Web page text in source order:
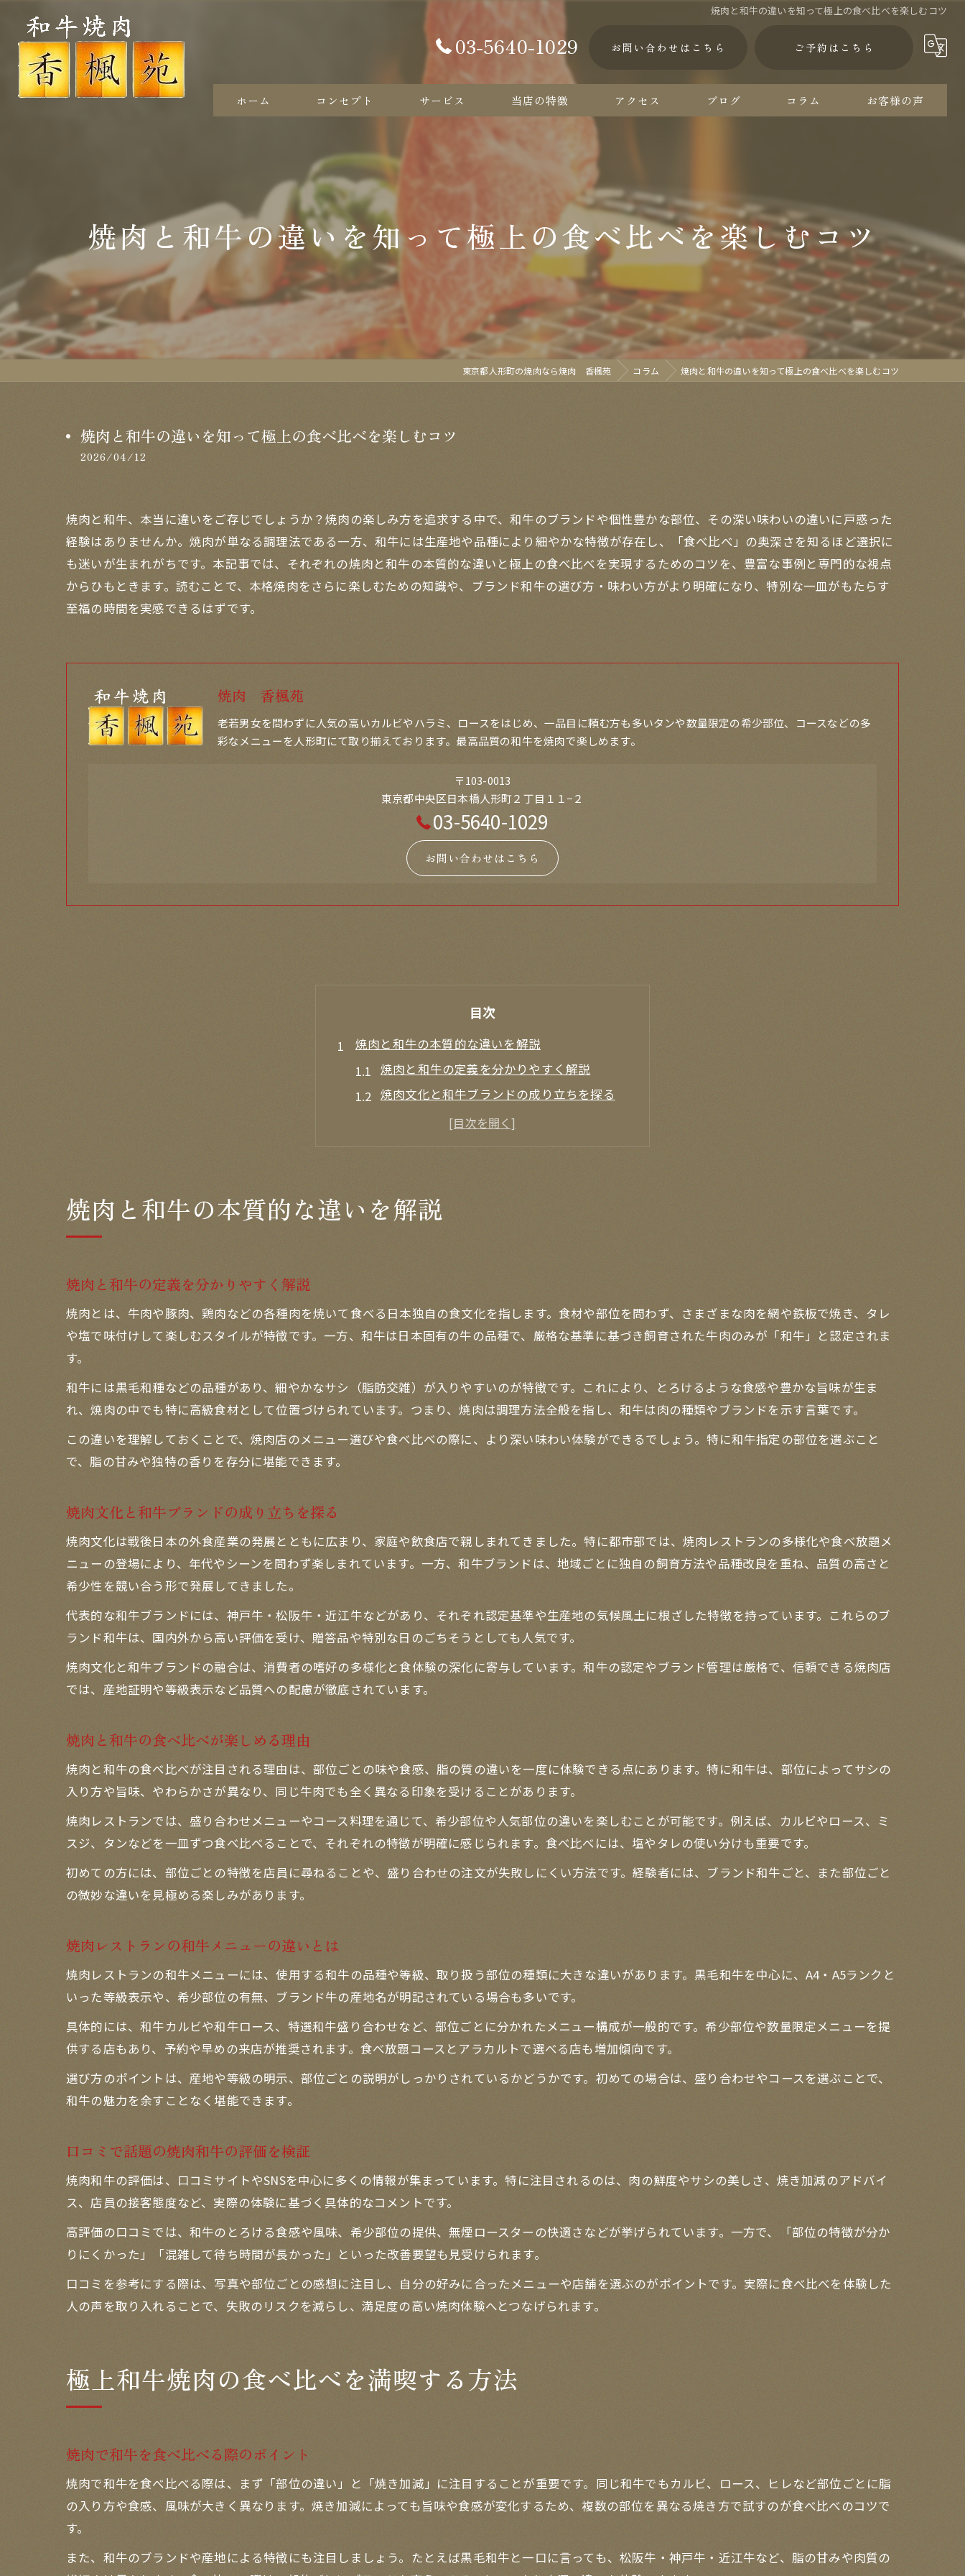
焼肉と和牛の違いを知って極上の食べ比べを楽しむコツ
03-5640-1029 お問い合わせはこちら ご予約はこちら
ホーム コンセプト サービス 当店の特徴
カルビ
タン
アクセス ブログ コラム お客様の声
焼肉と和牛の違いを知って極上の食べ比べを楽しむコツ
東京都人形町の焼肉なら焼肉 香楓苑 コラム 焼肉と和牛の違いを知って極上の食べ比べを楽しむコツ
焼肉と和牛の違いを知って極上の食べ比べを楽しむコツ
2026/04/12
焼肉と和牛、本当に違いをご存じでしょうか？焼肉の楽しみ方を追求する中で、和牛のブランドや個性豊かな部位、その深い味わいの違いに戸惑った
経験はありませんか。焼肉が単なる調理法である一方、和牛には生産地や品種により細やかな特徴が存在し、「食べ比べ」の奥深さを知るほど選択に
も迷いが生まれがちです。本記事では、それぞれの焼肉と和牛の本質的な違いと極上の食べ比べを実現するためのコツを、豊富な事例と専門的な視点
からひもときます。読むことで、本格焼肉をさらに楽しむための知識や、ブランド和牛の選び方・味わい方がより明確になり、特別な一皿がもたらす
至福の時間を実感できるはずです。
焼肉 香楓苑
老若男女を問わずに人気の高いカルビやハラミ、ロースをはじめ、一品目に頼む方も多いタンや数量限定の希少部位、コースなどの多
彩なメニューを人形町にて取り揃えております。最高品質の和牛を焼肉で楽しめます。
〒103-0013
東京都中央区日本橋人形町２丁目１１−２
03-5640-1029
お問い合わせはこちら
目次
焼肉と和牛の本質的な違いを解説
焼肉と和牛の定義を分かりやすく解説
焼肉文化と和牛ブランドの成り立ちを探る
焼肉と和牛の食べ比べが楽しめる理由
焼肉レストランの和牛メニューの違いとは
極上和牛焼肉の食べ比べを満喫する方法
焼肉で和牛を食べ比べる際のポイント
焼肉和牛食べ比べの楽しさと奥深さ
高級焼肉を楽しむための和牛選び方ガイド
焼肉用和牛の部位ごとの特徴と魅力
焼肉和牛レビューを参考にした選び方
焼肉店で人気の和牛を賢く見極める方法
焼肉和牛メニュー別の風味比較ポイント
焼肉で楽しむ和牛の脂と赤身の絶妙バランス
焼肉店ごとの和牛味わい方を徹底解説
食べ比べなら和牛焼肉の魅力が際立つ理由
焼肉で和牛食べ比べが人気の理由とは
焼肉和牛コースで得られる特別な体験
焼肉を通じて広がる和牛の楽しみ方
焼肉で体験する和牛の味覚と至福の時間
焼肉で感じる和牛の贅沢な味覚体験
焼肉和牛の美味しさと幸福感の秘密
焼肉で味わう和牛の余韻を楽しむ方法
焼肉と和牛の本質的な違いを解説
焼肉と和牛の定義を分かりやすく解説
焼肉とは、牛肉や豚肉、鶏肉などの各種肉を焼いて食べる日本独自の食文化を指します。食材や部位を問わず、さまざまな肉を網や鉄板で焼き、タレ
や塩で味付けして楽しむスタイルが特徴です。一方、和牛は日本固有の牛の品種で、厳格な基準に基づき飼育された牛肉のみが「和牛」と認定されま
す。
和牛には黒毛和種などの品種があり、細やかなサシ（脂肪交雑）が入りやすいのが特徴です。これにより、とろけるような食感や豊かな旨味が生ま
れ、焼肉の中でも特に高級食材として位置づけられています。つまり、焼肉は調理方法全般を指し、和牛は肉の種類やブランドを示す言葉です。
この違いを理解しておくことで、焼肉店のメニュー選びや食べ比べの際に、より深い味わい体験ができるでしょう。特に和牛指定の部位を選ぶこと
で、脂の甘みや独特の香りを存分に堪能できます。
焼肉文化と和牛ブランドの成り立ちを探る
焼肉文化は戦後日本の外食産業の発展とともに広まり、家庭や飲食店で親しまれてきました。特に都市部では、焼肉レストランの多様化や食べ放題メ
ニューの登場により、年代やシーンを問わず楽しまれています。一方、和牛ブランドは、地域ごとに独自の飼育方法や品種改良を重ね、品質の高さと
希少性を競い合う形で発展してきました。
代表的な和牛ブランドには、神戸牛・松阪牛・近江牛などがあり、それぞれ認定基準や生産地の気候風土に根ざした特徴を持っています。これらのブ
ランド和牛は、国内外から高い評価を受け、贈答品や特別な日のごちそうとしても人気です。
焼肉文化と和牛ブランドの融合は、消費者の嗜好の多様化と食体験の深化に寄与しています。和牛の認定やブランド管理は厳格で、信頼できる焼肉店
では、産地証明や等級表示など品質への配慮が徹底されています。
焼肉と和牛の食べ比べが楽しめる理由
焼肉と和牛の食べ比べが注目される理由は、部位ごとの味や食感、脂の質の違いを一度に体験できる点にあります。特に和牛は、部位によってサシの
入り方や旨味、やわらかさが異なり、同じ牛肉でも全く異なる印象を受けることがあります。
焼肉レストランでは、盛り合わせメニューやコース料理を通じて、希少部位や人気部位の違いを楽しむことが可能です。例えば、カルビやロース、ミ
スジ、タンなどを一皿ずつ食べ比べることで、それぞれの特徴が明確に感じられます。食べ比べには、塩やタレの使い分けも重要です。
初めての方には、部位ごとの特徴を店員に尋ねることや、盛り合わせの注文が失敗しにくい方法です。経験者には、ブランド和牛ごと、また部位ごと
の微妙な違いを見極める楽しみがあります。
焼肉レストランの和牛メニューの違いとは
焼肉レストランの和牛メニューには、使用する和牛の品種や等級、取り扱う部位の種類に大きな違いがあります。黒毛和牛を中心に、A4・A5ランクと
いった等級表示や、希少部位の有無、ブランド牛の産地名が明記されている場合も多いです。
具体的には、和牛カルビや和牛ロース、特選和牛盛り合わせなど、部位ごとに分かれたメニュー構成が一般的です。希少部位や数量限定メニューを提
供する店もあり、予約や早めの来店が推奨されます。食べ放題コースとアラカルトで選べる店も増加傾向です。
選び方のポイントは、産地や等級の明示、部位ごとの説明がしっかりされているかどうかです。初めての場合は、盛り合わせやコースを選ぶことで、
和牛の魅力を余すことなく堪能できます。
口コミで話題の焼肉和牛の評価を検証
焼肉和牛の評価は、口コミサイトやSNSを中心に多くの情報が集まっています。特に注目されるのは、肉の鮮度やサシの美しさ、焼き加減のアドバイ
ス、店員の接客態度など、実際の体験に基づく具体的なコメントです。
高評価の口コミでは、和牛のとろける食感や風味、希少部位の提供、無煙ロースターの快適さなどが挙げられています。一方で、「部位の特徴が分か
りにくかった」「混雑して待ち時間が長かった」といった改善要望も見受けられます。
口コミを参考にする際は、写真や部位ごとの感想に注目し、自分の好みに合ったメニューや店舗を選ぶのがポイントです。実際に食べ比べを体験した
人の声を取り入れることで、失敗のリスクを減らし、満足度の高い焼肉体験へとつなげられます。
極上和牛焼肉の食べ比べを満喫する方法
焼肉で和牛を食べ比べる際のポイント
焼肉で和牛を食べ比べる際は、まず「部位の違い」と「焼き加減」に注目することが重要です。同じ和牛でもカルビ、ロース、ヒレなど部位ごとに脂
の入り方や食感、風味が大きく異なります。焼き加減によっても旨味や食感が変化するため、複数の部位を異なる焼き方で試すのが食べ比べのコツで
す。
また、和牛のブランドや産地による特徴にも注目しましょう。たとえば黒毛和牛と一口に言っても、松阪牛・神戸牛・近江牛など、脂の甘みや肉質の